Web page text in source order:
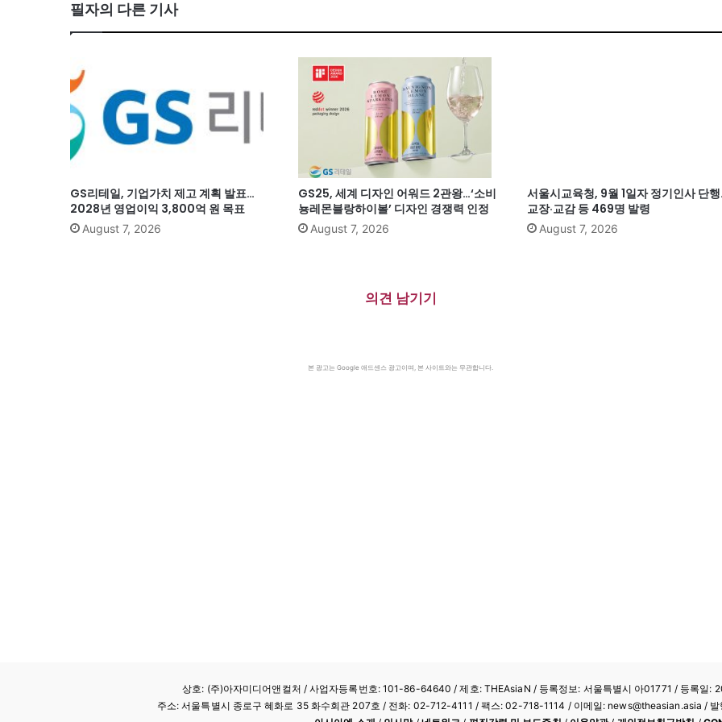
필자의 다른 기사
GS리테일, 기업가치 제고 계획 발표…
2028년 영업이익 3,800억 원 목표
August 7, 2026
GS25, 세계 디자인 어워드 2관왕…‘소비
뇽레몬블랑하이볼’ 디자인 경쟁력 인정
August 7, 2026
서울시교육청, 9월 1일자 정기인사 단
교장·교감 등 469명 발령
August 7, 2026
의견 남기기
본 광고는 Google 애드센스 광고이며, 본 사이트와는 무관합니다.
상호: (주)아자미디어앤컬처 /사업자등록번호: 101-86-64640 / 제호: THEAsiaN / 등록정보: 서울특별시 아01771 / 등록일:
주소: 서울특별시 종로구 혜화로 35 화수회관 207호 / 전화: 02-712-4111 / 팩스: 02-718-1114 / 이메일: news@theasian.asia / 발